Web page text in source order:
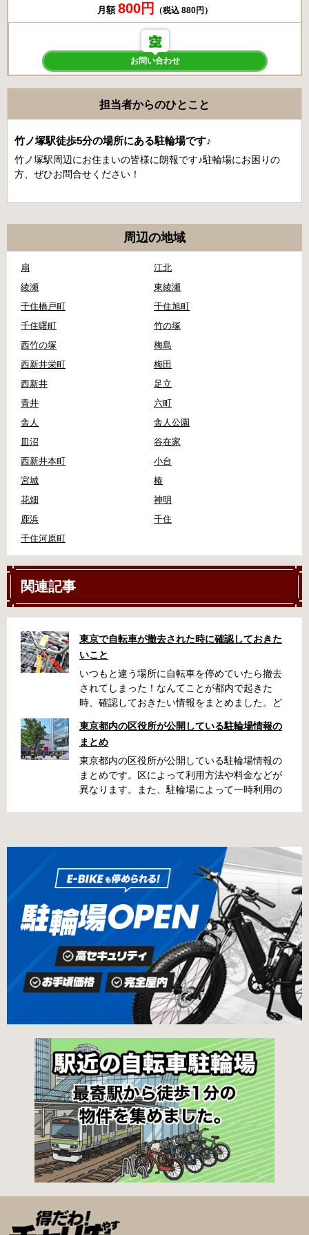
月額 800円 （税込 880円）
お問い合わせ
担当者からのひとこと
竹ノ塚駅徒歩5分の場所にある駐輪場です♪
竹ノ塚駅周辺にお住まいの皆様に朗報です♪駐輪場にお困りの
方、ぜひお問合せください！
周辺の地域
扇
江北
綾瀬
東綾瀬
千住橋戸町
千住旭町
千住曙町
竹の塚
西竹の塚
梅島
西新井栄町
梅田
西新井
足立
青井
六町
舎人
舎人公園
皿沼
谷在家
西新井本町
小台
宮城
椿
花畑
神明
鹿浜
千住
千住河原町
関連記事
東京で自転車が撤去された時に確認しておきた
いこと
いつもと違う場所に自転車を停めていたら撤去
されてしまった！なんてことが都内で起きた
時、確認しておきたい情報をまとめました。ど
くらい？なんて疑問が浮かぶかと思います。事
前に確認していざという時対処しましょう。 千
代田区 / 新宿区 / 品川区 / 港区 / 中央区 / 大田区
/ 北区 / 墨田区 / 渋谷区 / 葛飾区 千代田区で撤去
された場合 猿楽町保管場所 住所 千代田区神田
の地図が置いてあります） 東京メトロ半蔵門
線、都営新宿・三田線神保町駅から徒歩7分 大
手町高架下自転車保管場所 住所 千代田区大手町
二丁目4番 電話 050-2018-6466（千代田区自転
車対策コールセンター） 最寄駅 東京メトロ半蔵
門線、丸の内線大手町駅A5出口 東京メトロ東西
線大手町駅B3出口 返還の際に必要な書類 返還
料 2,000円 自転車の鍵 身分証明証 千代田区HP
はこちら 新宿区で撤去された場合 内藤町自転車
保管場所 住所 新宿区内藤町11番地 ※都立新
宿高校東隣（内藤町11番地4号） 電話 03-5273-
3896 最寄駅 東京メトロ丸ノ内線新宿三丁目駅
から徒歩3分 東京メトロ丸ノ内線新宿御苑前駅
から徒歩6分 JR新宿駅から徒歩8分 西新宿自転
車保管場所 住所
東京都内の区役所が公開している駐輪場情報の
まとめ
東京都内の区役所が公開している駐輪場情報の
まとめです。区によって利用方法や料金などが
異なります。また、駐輪場によって一時利用の
の自転車駐輪場 利用方法 利用登録申請書の提出
申請期間内に利用登録申請書（PDF：
1,396KB） と必要書類を環境まちづくり総務課
あてに郵送（申請期間消印有効）または、期間
内に環境まちづくり総務課（区役所5階5B窓
口）、各出張所の受付時間中に直接お持ちくだ
さい（郵送先・各出張所の受付時間）。電話・
ファクス・メールでは申請できません。 利用料
金 登録手数料 区民3,000円 区外居住者6,000円
生活保護受給者免除（詳しくはお問い合わせく
ださい） ただし、自転車利用者で高校生以下は
3,000円（区内、区外在住を問わず） 定期利用
料金 各駐輪場で定期利用料金が異なります。詳
細は各駐輪場または管理会社にお問い合わせく
ださい。 一時利用料金 2時間まで：0円 10時間
まで：100円 10時間を超えて5時間ごと：100円
千代田区HPはこちら 新宿区の自転車駐輪場 利
用方法 利用登録申請書の提出 利用申請書（申請
窓口で配布。新宿区 ホームページからも取り出
せます）を各申請窓口、交通対策課自転車対策
係（本庁舎7階）・特別出張所に直接お持ちくだ
さい。交通対策課では郵送申請（2月8日 消印有
効）・電子申請も受け付けています。 次年度の
利用に関しては、毎年1月ごろに利用申請一斉受
付を行います。（詳細は区広報、HP等でご案内
いたします。） 登録が決定した方は、交通対策
課から郵送する「利用申請結果通知」「納付